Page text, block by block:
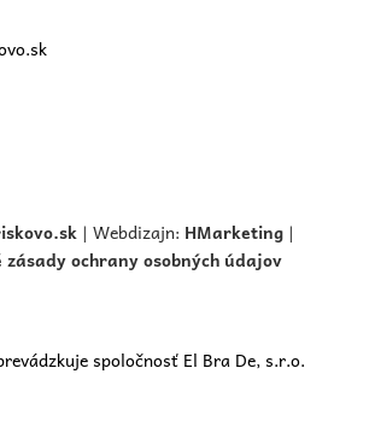
sk| Webdizajn: HMarketing |
zásady ochrany osobných údajov
spoločnosť El Bra De, s.r.o.